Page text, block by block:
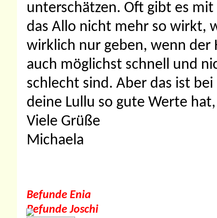
unterschätzen. Oft gibt es mit
das Allo nicht mehr so wirkt,
wirklich nur geben, wenn der
auch möglichst schnell und
schlecht sind. Aber das ist
deine Lullu so gute Werte
Viele Grüße
Michaela
Befunde Enia
Befunde Joschi